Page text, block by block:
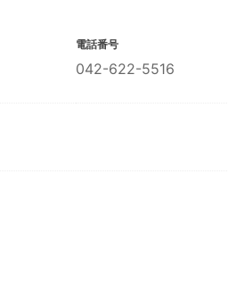
電話番号
042-622-5516